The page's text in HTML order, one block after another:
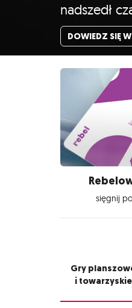
nadszedł
DOWIEDZ SIĘ
sięgnij
Gry
i towarzyskie